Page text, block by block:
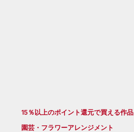
15％以上のポイント還元で買える作品
園芸・フラワーアレンジメント